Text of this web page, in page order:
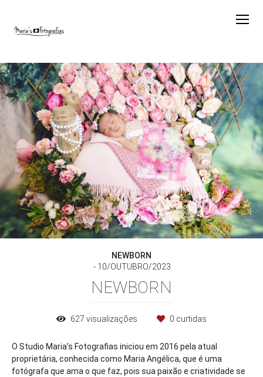
NEWBORN
10/OUTUBRO/2023
NEWBORN
627 visualizações 0 curtidas
O Studio Maria’s Fotografias iniciou em 2016 pela atual
proprietária, conhecida como Maria Angélica, que é uma
fotógrafa que ama o que faz, pois sua paixão e criatividade se